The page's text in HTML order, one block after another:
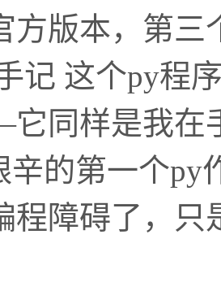
方版本，第三
记 这个py程
同样是我在
辛的第一个
程障碍了，